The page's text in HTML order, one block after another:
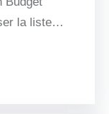
la liste…